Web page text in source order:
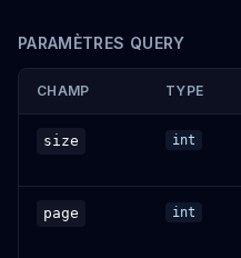
Upload video chunk
/upload/video/chunk
Create upload
PARAMÈTRES QUERY
CHAMP TYPE
size int
page int